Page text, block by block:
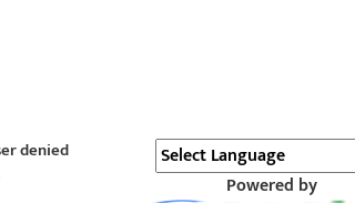
denied
Powered by